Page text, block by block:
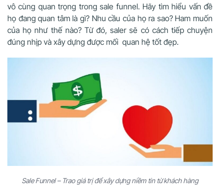
vô cùng quan trọng trong sale funnel. Hãy tìm hiểu vấn đề
họ đang quan tâm là gì? Nhu cầu của họ ra sao? Ham muốn
của họ như thế nào? Từ đó, saler sẽ có cách tiếp chuyện
đúng nhịp và xây dựng được mối quan hệ tốt đẹp.
Sale Funnel – Trao giá trị để xây dựng niềm tin từ khách hàng